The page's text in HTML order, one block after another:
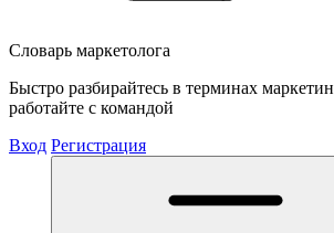
Словарь маркетолога
Быстро разбирайтесь в терминах
работайте с командой
Вход Регистрация